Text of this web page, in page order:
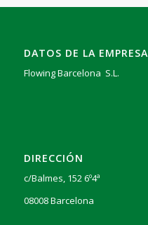
DATOS DE LA EMPRESA
Flowing Barcelona S.L.
DIRECCIÓN
c/Balmes, 152 6º4ª
08008 Barcelona